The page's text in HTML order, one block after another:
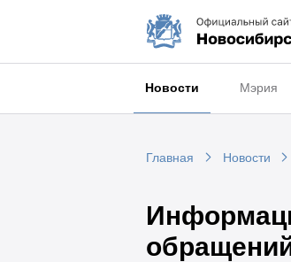
Новости Мэрия
Главная Новости